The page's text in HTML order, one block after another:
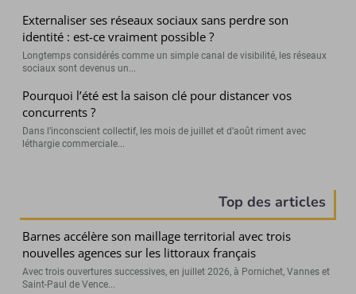
Externaliser ses réseaux sociaux sans perdre son
identité : est-ce vraiment possible ?
Longtemps considérés comme un simple canal de visibilité, les réseaux
sociaux sont devenus un...
Pourquoi l’été est la saison clé pour distancer vos
concurrents ?
Dans l’inconscient collectif, les mois de juillet et d’août riment avec
léthargie commerciale...
Top des articles
Barnes accélère son maillage territorial avec trois
nouvelles agences sur les littoraux français
Avec trois ouvertures successives, en juillet 2026, à Pornichet, Vannes et
Saint-Paul de Vence...